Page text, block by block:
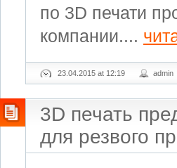
по 3D печати
компании....
23.04.2015 at 12:19 admin
3D печать
для резвого